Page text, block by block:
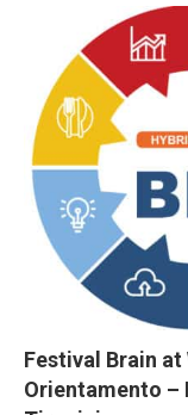
Festival Brain at
Orientamento –